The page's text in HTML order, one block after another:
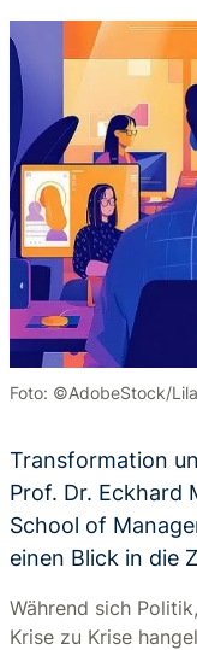
Foto: ©AdobeStock/
Transformation
Prof. Dr. Eckhard
School of
einen Blick in die
Während sich
Krise zu Krise